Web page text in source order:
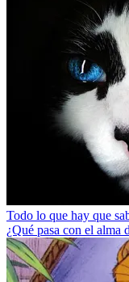
Todo lo que hay que
¿Qué pasa con el alma